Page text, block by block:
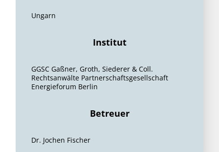
Ungarn
Institut
GGSC Gaßner, Groth, Siederer & Coll.
Rechtsanwälte Partnerschaftsgesellschaft
Energieforum Berlin
Betreuer
Dr. Jochen Fischer